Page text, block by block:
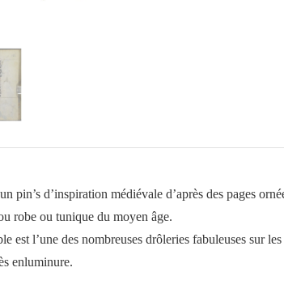
pin’s d’inspiration médiévale d’après des pages
robe ou tunique du moyen âge.
est l’une des nombreuses drôleries fabuleuses sur
enluminure.